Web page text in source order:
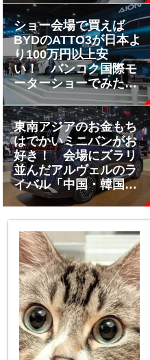
ショー会場で買えば
BYDのATTO3が日本よ
り100万円以上安
い！ バンコク国際モ
ーターショーでみた中
国車のあり得ない攻
勢!!
東南アジアのお金もち
はでかいミニバンがお
好き！ 会場にズラリ
並んだアルヴェルのラ
イバル「中国・韓国メ
ーカーのラグジュアリ
介【バンコク国際モー
ターショー2025】